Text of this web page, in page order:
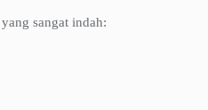
sangat indah: